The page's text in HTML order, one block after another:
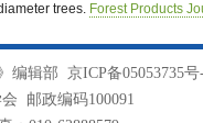
trees. Forest Products